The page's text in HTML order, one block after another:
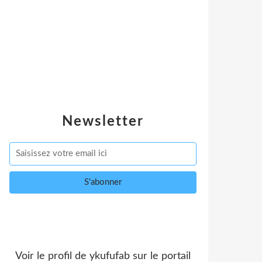
Newsletter
Voir le profil de ykufufab sur le portail